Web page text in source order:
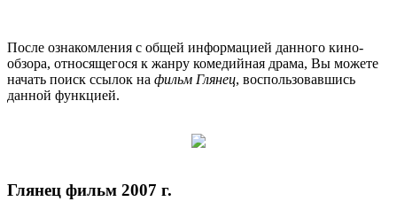
После ознакомления с общей информацией данного кино-
обзора, относящегося к жанру комедийная драма, Вы можете
начать поиск ссылок на фильм Глянец, воспользовавшись
данной функцией.
Глянец фильм 2007 г.